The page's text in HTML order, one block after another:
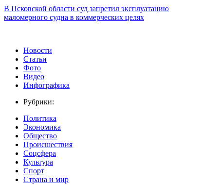
В Псковской области суд запретил эксплуатацию
маломерного судна в коммерческих целях
Новости
Статьи
Фото
Видео
Инфографика
Рубрики:
Политика
Экономика
Общество
Происшествия
Соцсфера
Культура
Спорт
Страна и мир